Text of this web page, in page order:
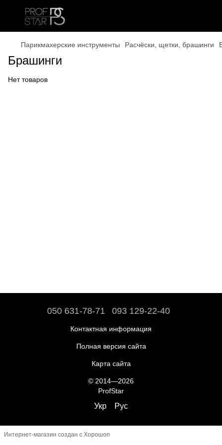
Парикмахерские инструменты Расчёски, щетки, брашинги
Брашинги
Нет товаров
050 631-78-71 093 129-22-40
Контактная информация
Полная версия сайта
Карта сайта
© 2014—2026
ProfStar
Укр Рус
Интернет-магазин создан с Хорошоп